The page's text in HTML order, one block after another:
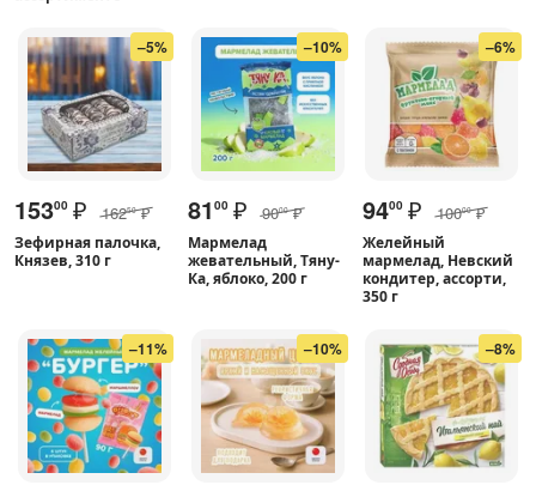
–5%
15300 ₽ 16250 ₽
Зефирная палочка,
Князев, 310 г
–10%
8100 ₽ 9000 ₽
Мармелад
жевательный, Тяну-
Ка, яблоко, 200 г
–6%
9400 ₽ 10000 ₽
Желейный
мармелад, Невский
кондитер, ассорти,
350 г
–11% –10% –8%